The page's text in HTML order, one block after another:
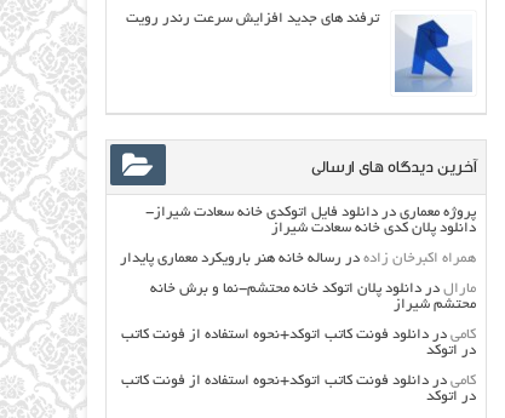
ترفند های جدید افزایش سرعت رندر رویت
آخرین دیدگاه های ارسالی
پروژه معماری دردانلود فایل اتوکدی خانه سعادت شیراز-
دانلود پلان کدی خانه سعادت شیراز
همراه اکبرخان زاده در رساله خانه هنر بارویکرد معماری پایدار
مارال دردانلود پلان اتوکد خانه محتشم-نما و برش خانه
محتشم شیراز
کامی دردانلود فونت کاتب اتوکد+نحوه استفاده از فونت کاتب
در اتوکد
کامی دردانلود فونت کاتب اتوکد+نحوه استفاده از فونت کاتب
در اتوکد